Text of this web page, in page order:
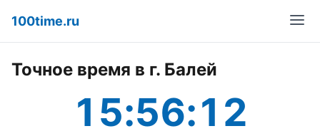
100time.ru
Точное время в г. Балей
15:56:12